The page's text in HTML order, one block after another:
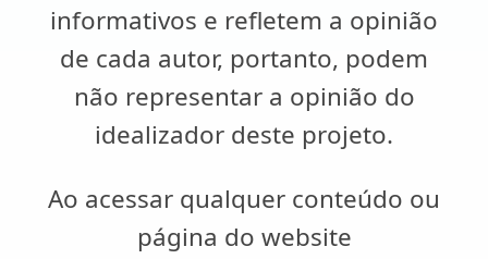
informativos e refletem a opinião
de cada autor, portanto, podem
não representar a opinião do
idealizador deste projeto.
Ao acessar qualquer conteúdo ou
página do website